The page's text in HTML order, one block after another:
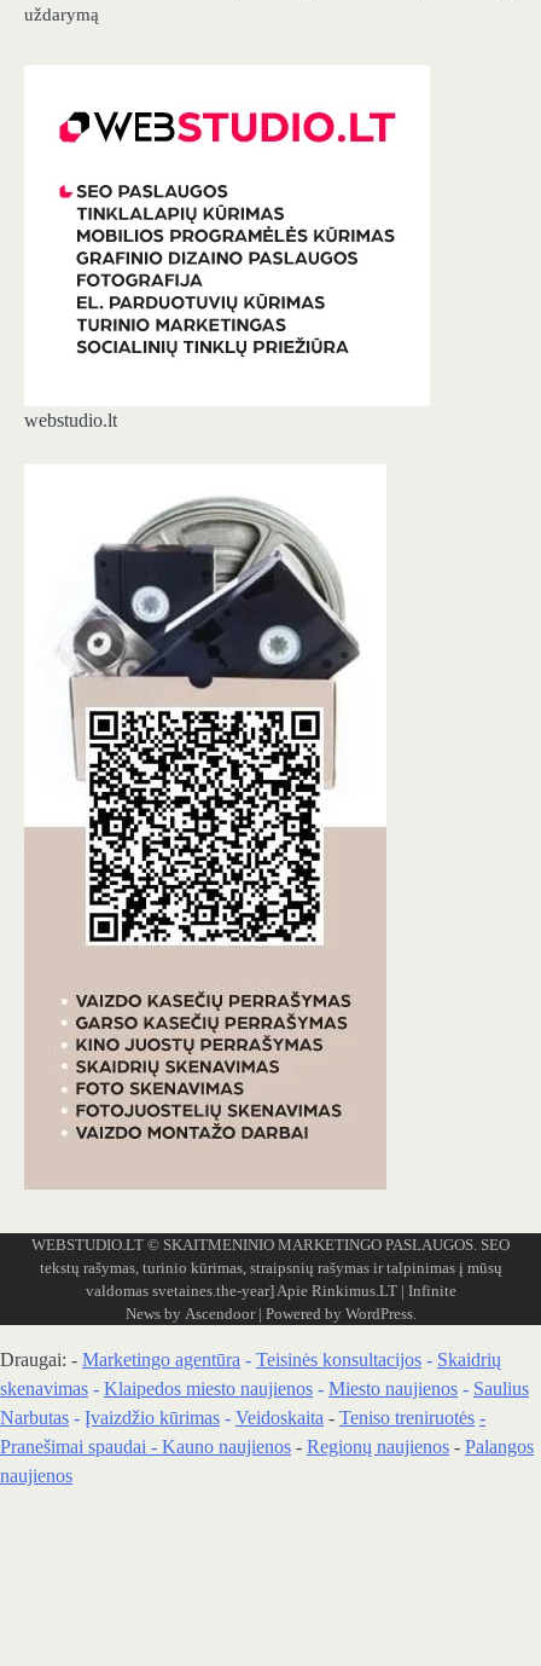
uždarymą
webstudio.lt
WEBSTUDIO.LT © SKAITMENINIO MARKETINGO PASLAUGOS. SEO
tekstų rašymas, turinio kūrimas, straipsnių rašymas ir talpinimas į mūsų
valdomas svetaines.the-year]Apie Rinkimus.LT| Infinite
News by Ascendoor| Powered by WordPress.
Draugai: - Marketingo agentūra - Teisinės konsultacijos - Skaidrių
skenavimas - Klaipedos miesto naujienos - Miesto naujienos - Saulius
Narbutas - Įvaizdžio kūrimas - Veidoskaita - Teniso treniruotės -
Pranešimai spaudai - Kauno naujienos - Regionų naujienos - Palangos
naujienos